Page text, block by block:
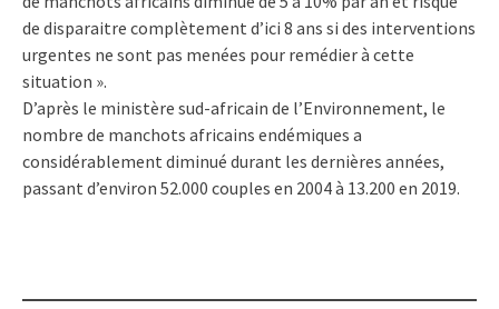
de disparaitre complètement d’ici 8 ans si des interventions
urgentes ne sont pas menées pour remédier à cette
situation ».
D’après le ministère sud-africain de l’Environnement, le
nombre de manchots africains endémiques a
considérablement diminué durant les dernières années,
passant d’environ 52.000 couples en 2004 à 13.200 en 2019.